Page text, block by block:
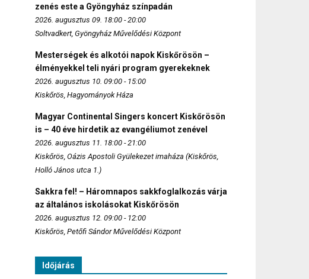
zenés este a Gyöngyház színpadán
2026. augusztus 09. 18:00 - 20:00
Soltvadkert, Gyöngyház Művelődési Központ
Mesterségek és alkotói napok Kiskőrösön –
élményekkel teli nyári program gyerekeknek
2026. augusztus 10. 09:00 - 15:00
Kiskőrös, Hagyományok Háza
Magyar Continental Singers koncert Kiskőrösön
is – 40 éve hirdetik az evangéliumot zenével
2026. augusztus 11. 18:00 - 21:00
Kiskőrös, Oázis Apostoli Gyülekezet imaháza (Kiskőrös,
Holló János utca 1.)
Sakkra fel! – Háromnapos sakkfoglalkozás várja
az általános iskolásokat Kiskőrösön
2026. augusztus 12. 09:00 - 12:00
Kiskőrös, Petőfi Sándor Művelődési Központ
Időjárás